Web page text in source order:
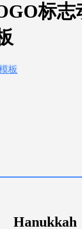
标志
板
Hanukkah